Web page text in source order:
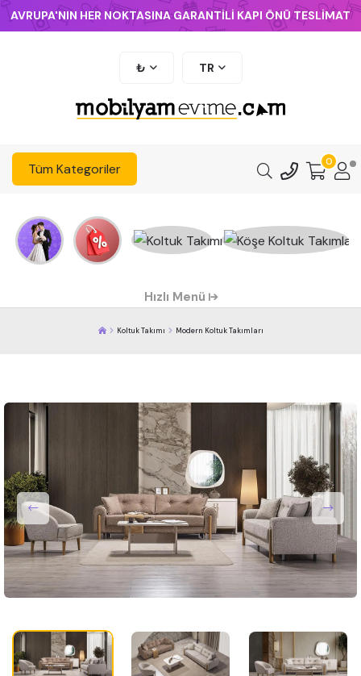
AVRUPA'NIN HER NOKTASINA GARANTİLİ KAPI ÖNÜ TESLİMAT
₺ TR
Tüm Kategoriler 0
Hızlı Menü
Koltuk Takımı Modern Koltuk Takımları